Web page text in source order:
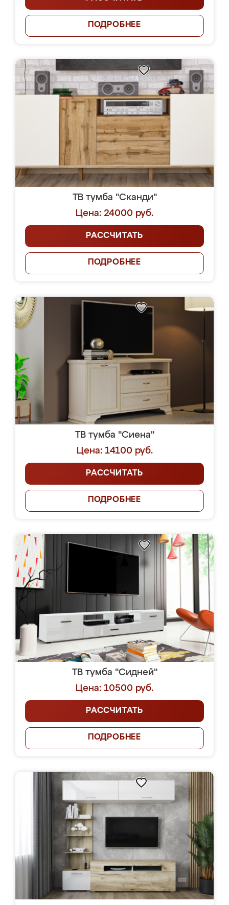
ПОДРОБНЕЕ
ТВ тумба "Сканди"
Цена: 24000 руб.
РАССЧИТАТЬ
ПОДРОБНЕЕ
ТВ тумба "Сиена"
Цена: 14100 руб.
РАССЧИТАТЬ
ПОДРОБНЕЕ
ТВ тумба "Сидней"
Цена: 10500 руб.
РАССЧИТАТЬ
ПОДРОБНЕЕ